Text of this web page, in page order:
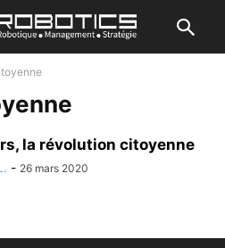
la révolution citoyenne
- 26 mars 2020